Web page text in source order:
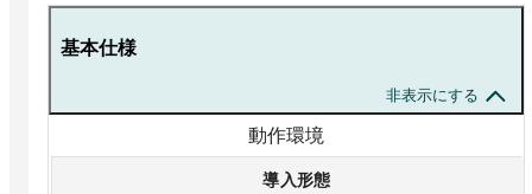
基本仕様
非表示にする
動作環境
導入形態